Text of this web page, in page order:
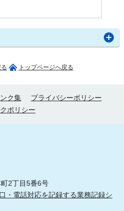
トップページへ戻る
ク集
プライバシーポリシー
ポリシー
2丁目5番6号
・電話対応を記録する業務記録シ